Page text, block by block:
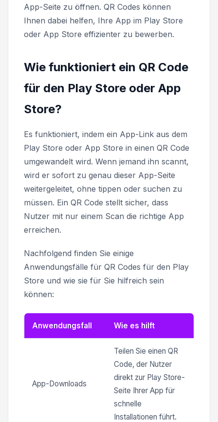
App-Seite zu öffnen. QR Codes können
Ihnen dabei helfen, Ihre App im Play Store
oder App Store effizienter zu bewerben.
Wie funktioniert ein QR Code
für den Play Store oder App
Store?
Es funktioniert, indem ein App-Link aus dem
Play Store oder App Store in einen QR Code
umgewandelt wird. Wenn jemand ihn scannt,
wird er sofort zu genau dieser App-Seite
weitergeleitet, ohne tippen oder suchen zu
müssen. Ein QR Code stellt sicher, dass
Nutzer mit nur einem Scan die richtige App
erreichen.
Nachfolgend finden Sie einige
Anwendungsfälle für QR Codes für den Play
Store und wie sie für Sie hilfreich sein
können:
Anwendungsfall Wie es hilft
App-Downloads
Teilen Sie einen QR
Code, der Nutzer
direkt zur Play Store-
Seite Ihrer App für
schnelle
Installationen führt.